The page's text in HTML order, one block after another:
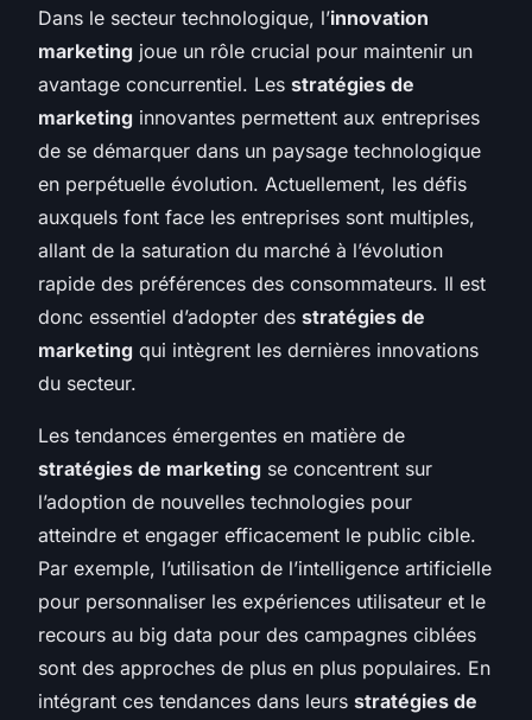
Dans le secteur technologique, l’innovation
marketing joue un rôle crucial pour maintenir un
avantage concurrentiel. Les stratégies de
marketing innovantes permettent aux entreprises
de se démarquer dans un paysage technologique
en perpétuelle évolution. Actuellement, les défis
auxquels font face les entreprises sont multiples,
allant de la saturation du marché à l’évolution
rapide des préférences des consommateurs. Il est
donc essentiel d’adopter des stratégies de
marketing qui intègrent les dernières innovations
du secteur.
Les tendances émergentes en matière de
stratégies de marketing se concentrent sur
l’adoption de nouvelles technologies pour
atteindre et engager efficacement le public cible.
Par exemple, l’utilisation de l’intelligence artificielle
pour personnaliser les expériences utilisateur et le
recours au big data pour des campagnes ciblées
sont des approches de plus en plus populaires. En
intégrant ces tendances dans leurs stratégies de